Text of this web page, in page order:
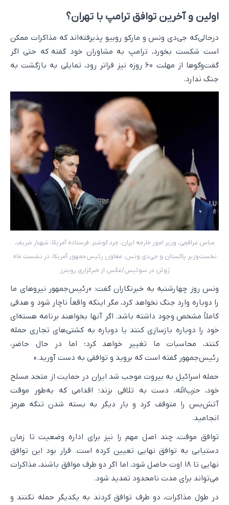
اولین و آخرین توافق ترامپ با تهران؟
درحالی‌که جی‌دی ونس و مارکو روبیو پذیرفته‌اند که مذاکرات ممکن
است شکست بخورد، ترامپ به مشاوران خود گفته که حتی اگر
گفت‌وگوها از مهلت ۶۰ روزه نیز فراتر رود، تمایلی به بازگشت به
جنگ ندارد.
عباس عراقچی، وزیر امور خارجه ایران، جرد کوشنر، فرستاده آمریکا، شهباز شریف،
نخست‌وزیر پاکستان و جی‌دی ونس، معاون رئیس‌جمهور آمریکا، در نشست ماه
ژوئن در سوئیس/عکس از خبرگزاری رویترز
ونس روز چهارشنبه به خبرنگاران گفت: «رئیس‌جمهور نیروهای ما
را دوباره وارد جنگ نخواهد کرد، مگر اینکه واقعاً ناچار شود و هدفی
کاملاً مشخص وجود داشته باشد. اگر آنها بخواهند برنامه هسته‌ای
خود را دوباره بازسازی کنند یا دوباره به کشتی‌های تجاری حمله
کنند، محاسبات ما تغییر خواهد کرد؛ اما در حال حاضر،
رئیس‌جمهور گفته است که بروید و توافقی به دست آورید.»
حمله اسرائیل به بیروت موجب شد ایران در حمایت از متحد مسلح
خود، حزب‌الله، دست به تلافی بزند؛ اقدامی که به‌طور موقت
آتش‌بس را متوقف کرد و بار دیگر به بسته شدن تنگه هرمز
انجامید.
توافق موقت، چند اصل مهم را نیز برای اداره وضعیت تا زمان
دستیابی به توافق نهایی تعیین کرده است. قرار بود این توافق
نهایی تا ۱۸ اوت حاصل شود، اما اگر دو طرف موافق باشند، مذاکرات
می‌تواند برای مدت نامحدود تمدید شود.
در طول مذاکرات، دو طرف توافق کردند به یکدیگر حمله نکنند و